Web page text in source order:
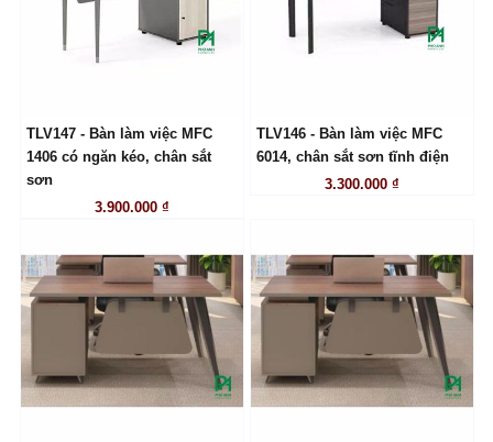
LIÊN HỆ
TLV147 - Bàn làm việc MFC
1406 có ngăn kéo, chân sắt
sơn
3.900.000 ₫
LIÊN HỆ
TLV146 - Bàn làm việc MFC
6014, chân sắt sơn tĩnh điện
3.300.000 ₫